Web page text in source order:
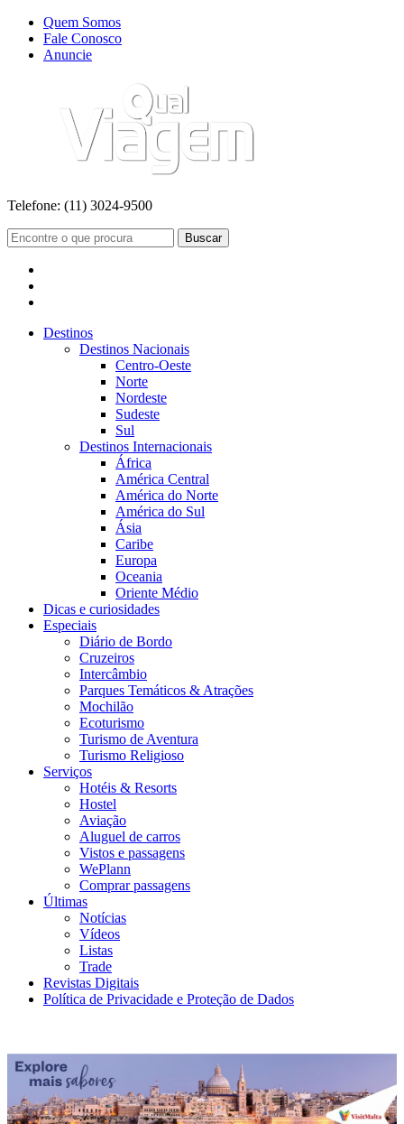
Quem Somos
Fale Conosco
Anuncie
Telefone: (11) 3024-9500
Buscar
Destinos
Destinos Nacionais
Centro-Oeste
Norte
Nordeste
Sudeste
Sul
Destinos Internacionais
África
América Central
América do Norte
América do Sul
Ásia
Caribe
Europa
Oceania
Oriente Médio
Dicas e curiosidades
Especiais
Diário de Bordo
Cruzeiros
Intercâmbio
Parques Temáticos & Atrações
Mochilão
Ecoturismo
Turismo de Aventura
Turismo Religioso
Serviços
Hotéis & Resorts
Hostel
Aviação
Aluguel de carros
Vistos e passagens
WePlann
Comprar passagens
Últimas
Notícias
Vídeos
Listas
Trade
Revistas Digitais
Política de Privacidade e Proteção de Dados